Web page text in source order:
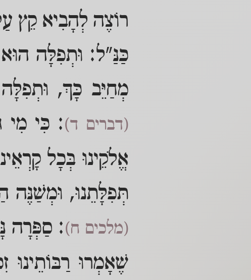
רוֹצֶה לְהָבִיא קֵץ
כַּנַּ"ל: וּתְפִלָּה
מְחַיֵּב כָּךְ,
(דברים ד): כִּי מִי
אֱלֹקֵינוּ בְּכָל
תְּפִלָּתֵנוּ, וּמְשַׁנֶּה
(מלכים ח): סַפְּרָה
שֶׁאָמְרוּ רַבּוֹתֵינוּ